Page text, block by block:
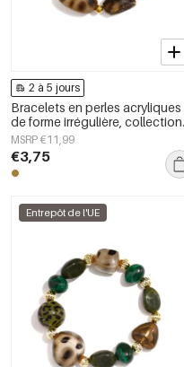
2 à 5 jours
Bracelets en perles acryliques
de forme irrégulière, collection
Simple Daily Simple, bijoux pour
femmes
MSRP €11,99
€3,75
Entrepôt de l'UE